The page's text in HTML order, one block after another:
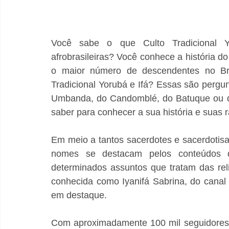
Você sabe o que Culto Tradicional
afrobrasileiras? Você conhece a história
o maior número de descendentes no
Tradicional Yorubá e Ifá? Essas são
Umbanda, do Candomblé, do Batuque
saber para conhecer a sua história e suas
Em meio a tantos sacerdotes e
nomes se destacam pelos conteúdos
determinados assuntos que tratam das
conhecida como Iyanifá Sabrina, do
em destaque.
Com aproximadamente 100 mil